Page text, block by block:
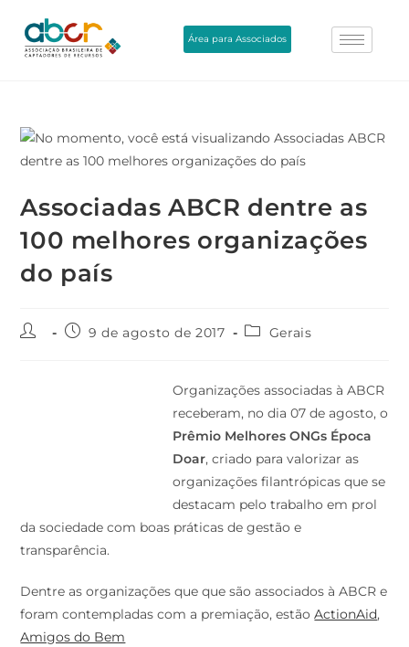
Área para Associados
Associadas ABCR dentre as
100 melhores organizações
do país
9 de agosto de 2017 Gerais
Organizações associadas à ABCR
receberam, no dia 07 de agosto, o
Prêmio Melhores ONGs Época
Doar, criado para valorizar as
organizações filantrópicas que se
destacam pelo trabalho em prol
da sociedade com boas práticas de gestão e
transparência.
Dentre as organizações que que são associados à ABCR e
foram contempladas com a premiação, estãoActionAid,
Amigos do Bem